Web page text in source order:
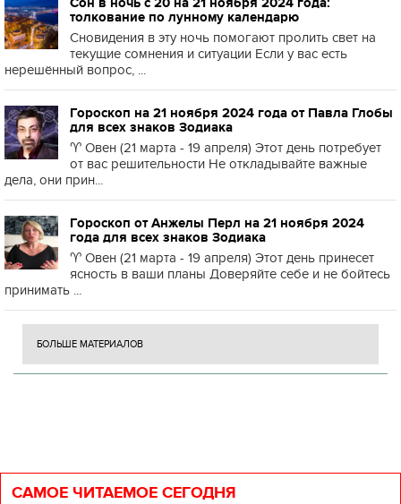
толкование по лунному календарю
Сновидения в эту ночь помогают пролить свет на
текущие сомнения и ситуации Если у вас есть
нерешённый вопрос, ...
Гороскоп на 21 ноября 2024 года от Павла Глобы
для всех знаков Зодиака
♈️ Овен (21 марта - 19 апреля) Этот день потребует
от вас решительности Не откладывайте важные
дела, они прин...
Гороскоп от Анжелы Перл на 21 ноября 2024
года для всех знаков Зодиака
♈️ Овен (21 марта - 19 апреля) Этот день принесет
ясность в ваши планы Доверяйте себе и не бойтесь
принимать ...
БОЛЬШЕ МАТЕРИАЛОВ
САМОЕ ЧИТАЕМОЕ СЕГОДНЯ